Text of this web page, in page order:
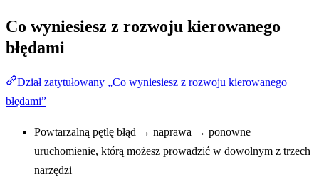
Co wyniesiesz z rozwoju kierowanego
błędami
Dział zatytułowany „Co wyniesiesz z rozwoju kierowanego
błędami”
Powtarzalną pętlę błąd → naprawa → ponowne
uruchomienie, którą możesz prowadzić w dowolnym z trzech
narzędzi